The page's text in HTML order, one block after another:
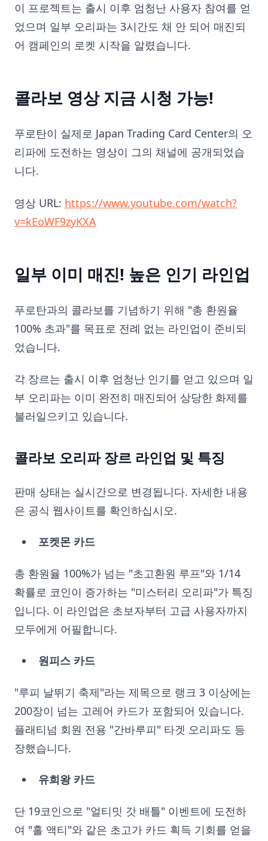
이 프로젝트는 출시 이후 엄청난 사용자 참여를 얻
었으며 일부 오리파는 3시간도 채 안 되어 매진되
어 캠페인의 로켓 시작을 알렸습니다.
콜라보 영상 지금 시청 가능!
푸로탄이 실제로 Japan Trading Card Center의 오
리파에 도전하는 영상이 그의 채널에 공개되었습
니다.
영상 URL: https://www.youtube.com/watch?
v=kEoWF9zyKXA
일부 이미 매진! 높은 인기 라인업
푸로탄과의 콜라보를 기념하기 위해 "총 환원율
100% 초과"를 목표로 전례 없는 라인업이 준비되
었습니다.
각 장르는 출시 이후 엄청난 인기를 얻고 있으며 일
부 오리파는 이미 완전히 매진되어 상당한 화제를
불러일으키고 있습니다.
콜라보 오리파 장르 라인업 및 특징
판매 상태는 실시간으로 변경됩니다. 자세한 내용
은 공식 웹사이트를 확인하십시오.
포켓몬 카드
총 환원율 100%가 넘는 "초고환원 루프"와 1/14
확률로 코인이 증가하는 "미스터리 오리파"가 특징
입니다. 이 라인업은 초보자부터 고급 사용자까지
모두에게 어필합니다.
원피스 카드
"루피 날뛰기 축제"라는 제목으로 랭크 3 이상에는
200장이 넘는 고레어 카드가 포함되어 있습니다.
플래티넘 회원 전용 "간바루피" 타겟 오리파도 등
장했습니다.
유희왕 카드
단 19코인으로 "얼티밋 갓 배틀" 이벤트에 도전하
여 "홀 액티"와 같은 초고가 카드 획득 기회를 얻을